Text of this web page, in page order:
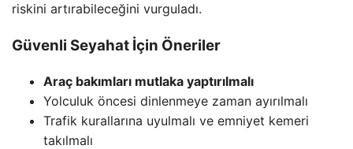
riskini artırabileceğini vurguladı.
Güvenli Seyahat İçin Öneriler
Araç bakımları mutlaka yaptırılmalı
Yolculuk öncesi dinlenmeye zaman ayırılmalı
Trafik kurallarına uyulmalı ve emniyet kemeri
takılmalı